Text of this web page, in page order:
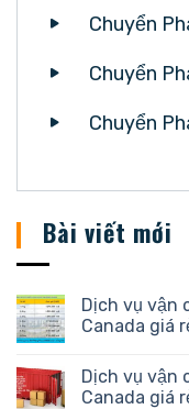
Chuyển
Chuyển
Chuyển
Bài viết mới
Dịch vụ vận
Canada giá
Dịch vụ vận
Canada giá